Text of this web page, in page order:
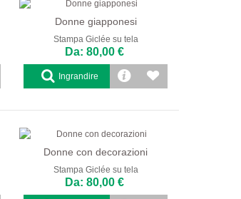
Donne giapponesi
Stampa Giclée su tela
Da: 80,00 €
Ingrandire
Donne con decorazioni
Stampa Giclée su tela
Da: 80,00 €